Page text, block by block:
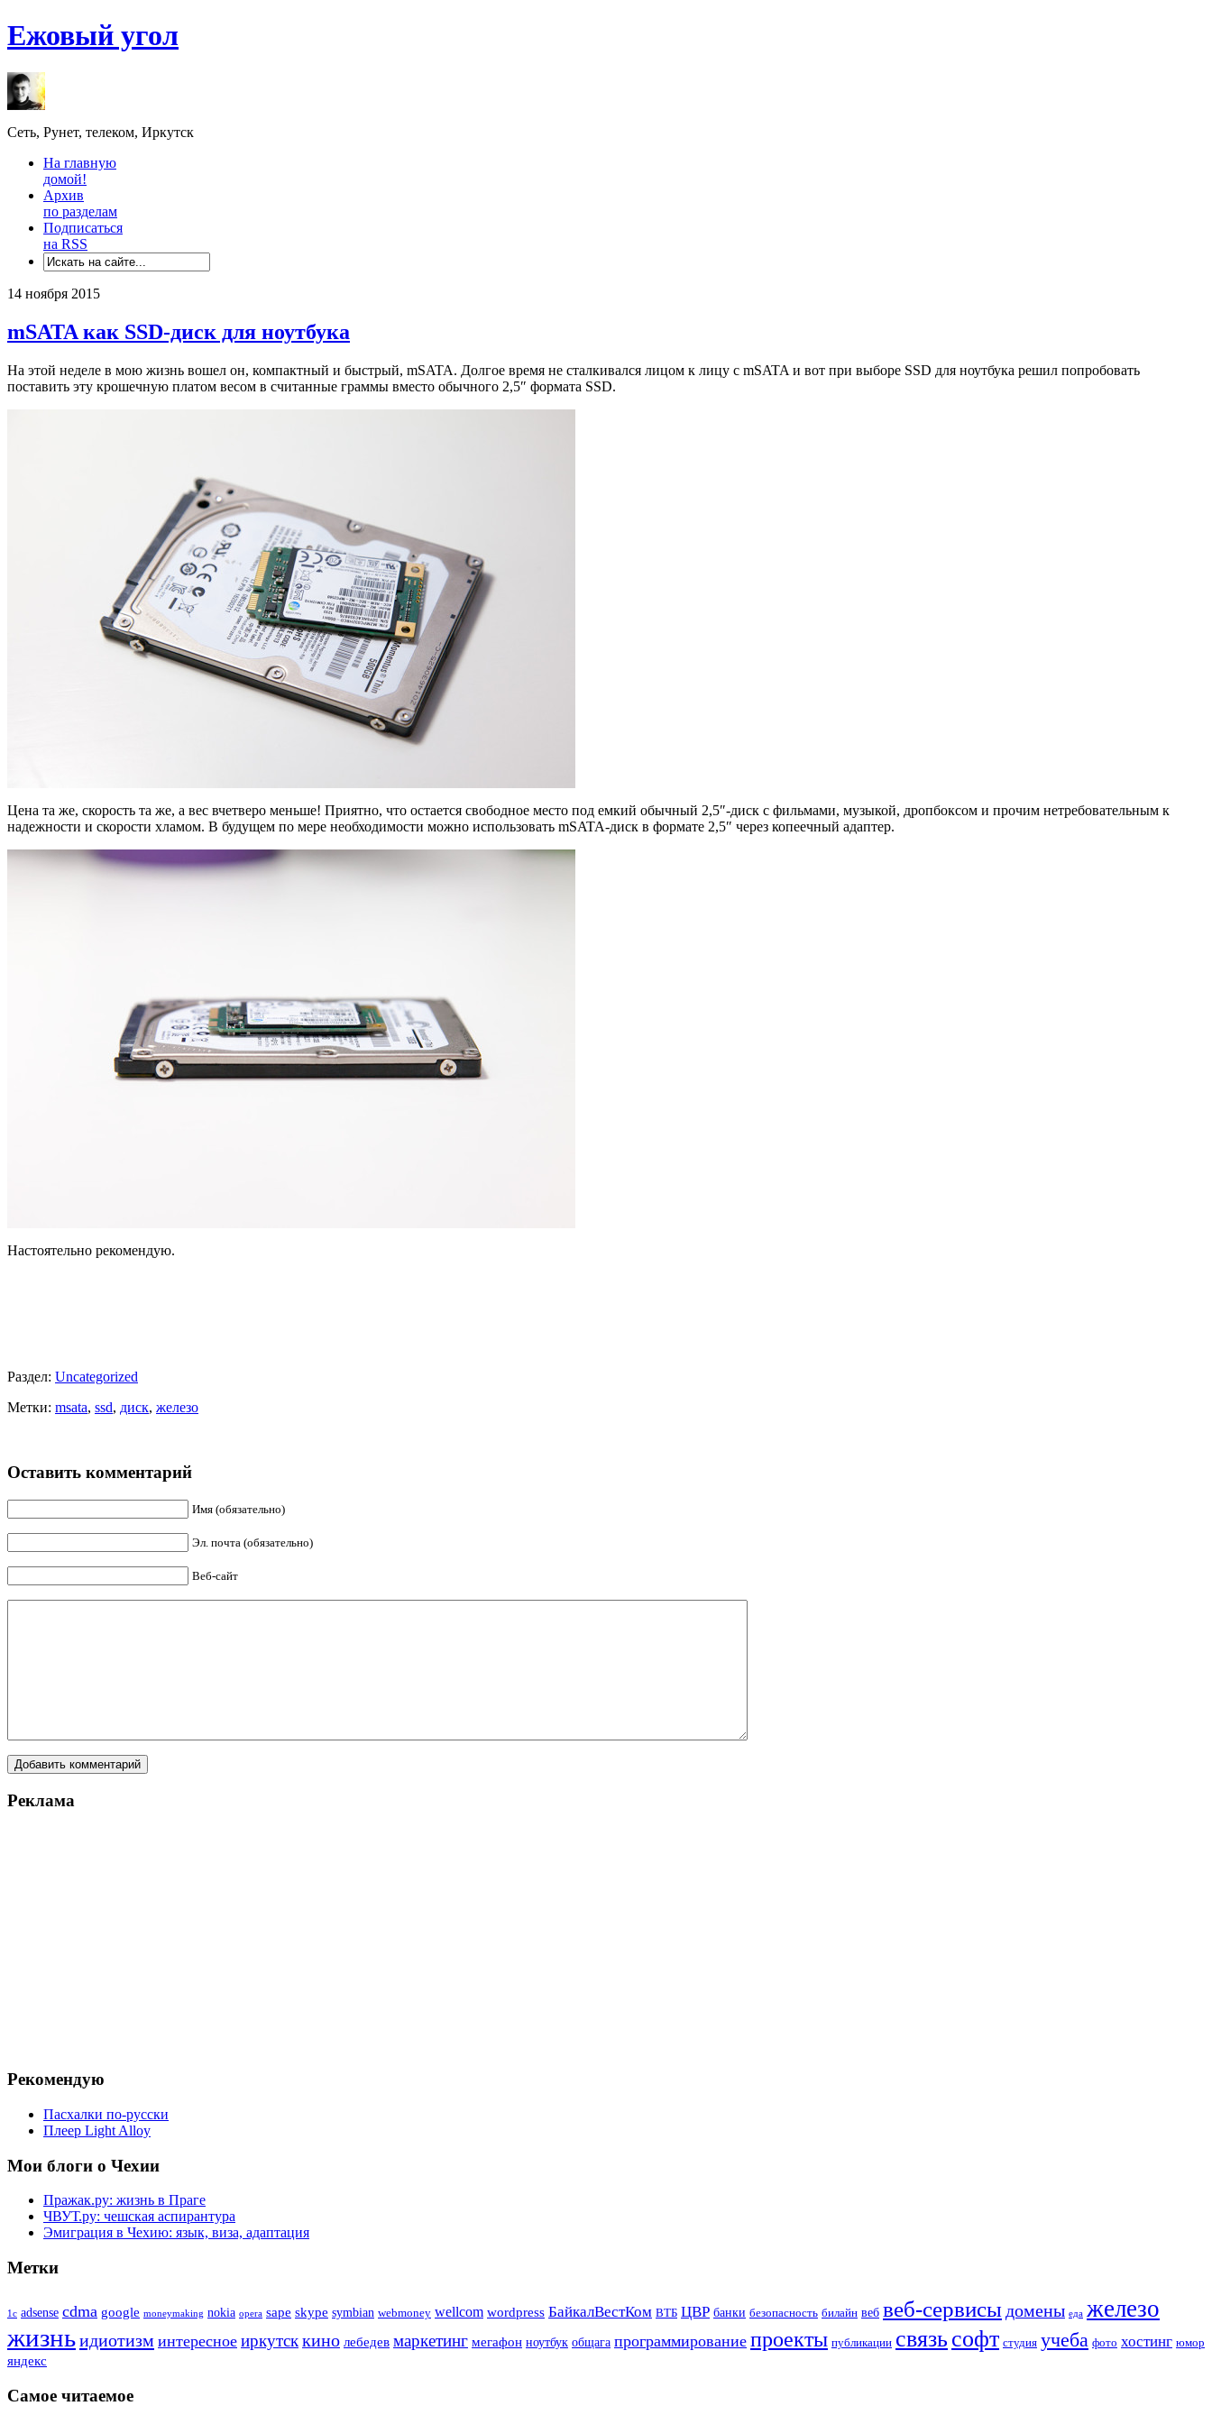
Ежовый угол
Сеть, Рунет, телеком, Иркутск
На главную
домой!
Архив
по разделам
Подписаться
на RSS
14 ноября 2015
mSATA как SSD-диск для ноутбука
На этой неделе в мою жизнь вошел он, компактный и быстрый, mSATA. Долгое время не сталкивался лицом к лицу с mSATA и вот при выборе SSD для ноутбука решил попробовать
поставить эту крошечную платом весом в считанные граммы вместо обычного 2,5″ формата SSD.
Цена та же, скорость та же, а вес вчетверо меньше! Приятно, что остается свободное место под емкий обычный 2,5″-диск с фильмами, музыкой, дропбоксом и прочим нетребовательным к
надежности и скорости хламом. В будущем по мере необходимости можно использовать mSATA-диск в формате 2,5″ через копеечный адаптер.
Настоятельно рекомендую.
Раздел: Uncategorized
Метки: msata, ssd, диск, железо
Оставить комментарий
Имя (обязательно)
Эл. почта (обязательно)
Веб-сайт
Реклама
Рекомендую
Пасхалки по-русски
Плеер Light Alloy
Мои блоги о Чехии
Пражак.ру: жизнь в Праге
ЧВУТ.ру: чешская аспирантура
Эмиграция в Чехию: язык, виза, адаптация
Метки
1с adsense cdma google moneymaking nokia opera sape skype symbian webmoney wellcom wordpress БайкалВестКом ВТБ ЦВР банки безопасность билайн веб веб-сервисы домены еда железо
жизньидиотизм интересное иркутсккино лебедев маркетинг мегафон ноутбук общага программирование проекты публикации связь софт студия учеба фото хостинг юмор
яндекс
Самое читаемое